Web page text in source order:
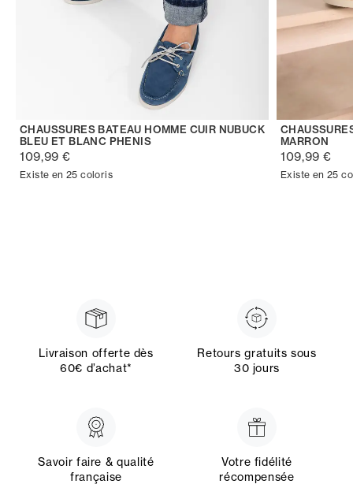
CHAUSSURES BATEAU HOMME CUIR NUBUCK
BLEU ET BLANC PHENIS
109,99 €
Existe en 25 coloris
MARRON
109,99 €
Existe en 25
Livraison offerte dès
60€ d’achat*
Retours gratuits sous
30 jours
Savoir faire & qualité
française
Votre fidélité
récompensée